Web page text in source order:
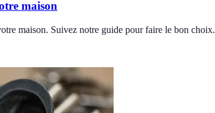
maison
maison. Suivez notre guide pour faire le bon choix.